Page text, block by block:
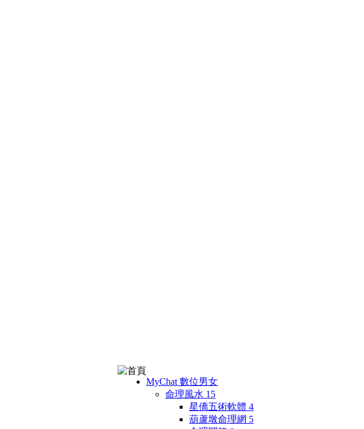
MyChat 數位男女
命理風水 15
星僑五術軟體 4
葫蘆墩命理網 5